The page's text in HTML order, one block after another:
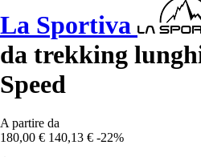
La Sportiva
da trekking
Speed
A partire da
180,00 € 140,13 € -22%